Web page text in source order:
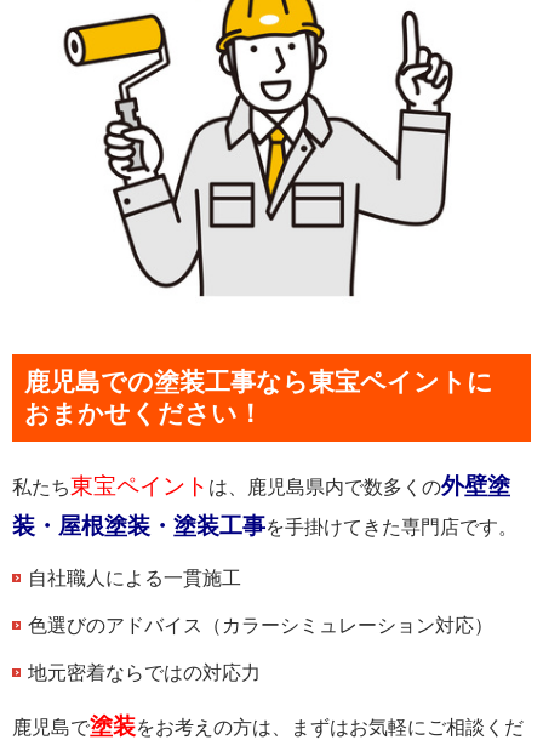
鹿児島での塗装工事なら東宝ペイントに
おまかせください！
私たち東宝ペイント は、鹿児島県内で数多くの外壁塗
装・屋根塗装・塗装工事を手掛けてきた専門店です。
自社職人による一貫施工
色選びのアドバイス（カラーシミュレーション対応）
地元密着ならではの対応力
鹿児島で塗装をお考えの方は、まずはお気軽にご相談くだ